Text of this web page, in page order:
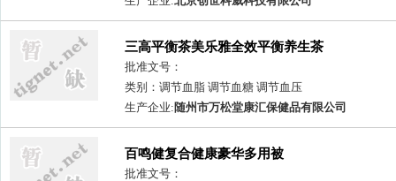
三高平衡茶美乐雅全效平衡养生茶
批准文号：
类别：调节血脂 调节血糖 调节血压
生产企业: 随州市万松堂康汇保健品有限公司
百鸣健复合健康豪华多用被
批准文号：